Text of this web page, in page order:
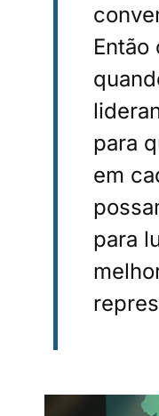
Então
para
em
para